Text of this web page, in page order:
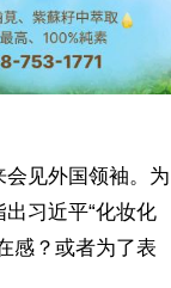
见外国领袖。为
习近平“化妆化
感？或者为了表